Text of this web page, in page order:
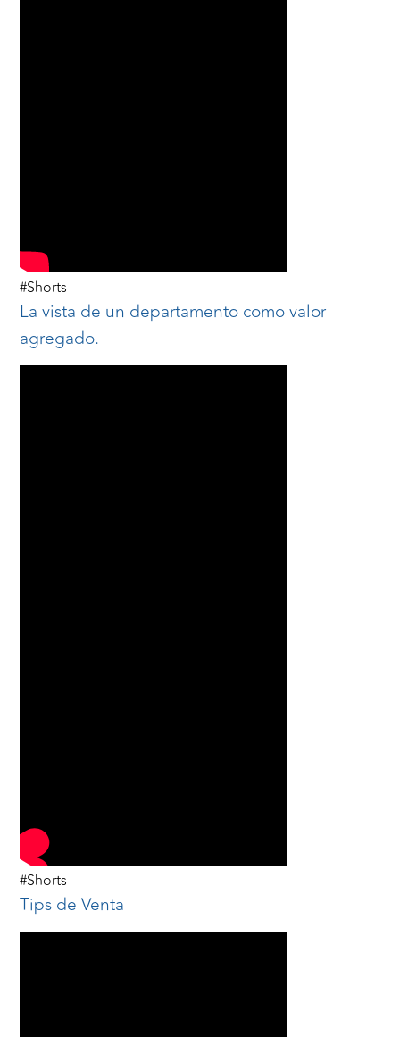
#Shorts
La vista de un departamento como valor
agregado.
#Shorts
Tips de Venta